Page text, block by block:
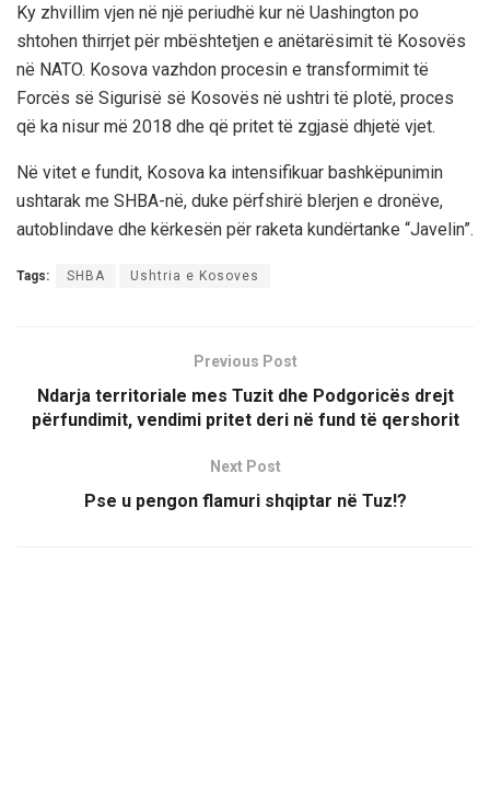
Ky zhvillim vjen në një periudhë kur në Uashington po
shtohen thirrjet për mbështetjen e anëtarësimit të Kosovës
në NATO. Kosova vazhdon procesin e transformimit të
Forcës së Sigurisë së Kosovës në ushtri të plotë, proces
që ka nisur më 2018 dhe që pritet të zgjasë dhjetë vjet.
Në vitet e fundit, Kosova ka intensifikuar bashkëpunimin
ushtarak me SHBA-në, duke përfshirë blerjen e dronëve,
autoblindave dhe kërkesën për raketa kundërtanke “Javelin”.
Tags: SHBA Ushtria e Kosoves
Previous Post
Ndarja territoriale mes Tuzit dhe Podgoricës drejt
përfundimit, vendimi pritet deri në fund të qershorit
Next Post
Pse u pengon flamuri shqiptar në Tuz!?